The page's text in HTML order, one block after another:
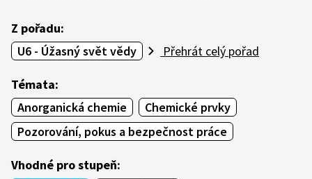
Z pořadu:
U6 - Úžasný svět vědy
Přehrát celý pořad
Témata:
Anorganická chemie
Chemické prvky
Pozorování, pokus a bezpečnost práce
Vhodné pro stupeň: